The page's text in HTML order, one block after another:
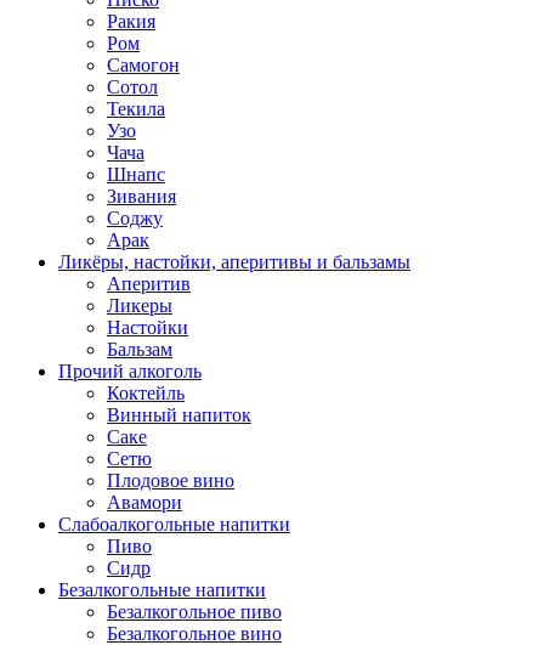
Ракия
Ром
Самогон
Сотол
Текила
Узо
Чача
Шнапс
Зивания
Соджу
Арак
Ликёры, настойки, аперитивы и бальзамы
Аперитив
Ликеры
Настойки
Бальзам
Прочий алкоголь
Коктейль
Винный напиток
Саке
Сетю
Плодовое вино
Авамори
Слабоалкогольные напитки
Пиво
Сидр
Безалкогольные напитки
Безалкогольное пиво
Безалкогольное вино